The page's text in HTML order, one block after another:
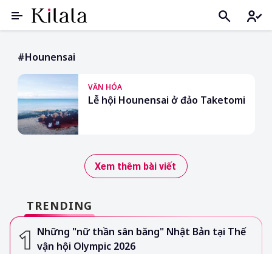
#hounensai
VĂN HÓA
Lễ hội Hounensai ở đảo Taketomi
Xem thêm bài viết
TRENDING
Những "nữ thần sân băng" Nhật Bản tại Thế
vận hội Olympic 2026